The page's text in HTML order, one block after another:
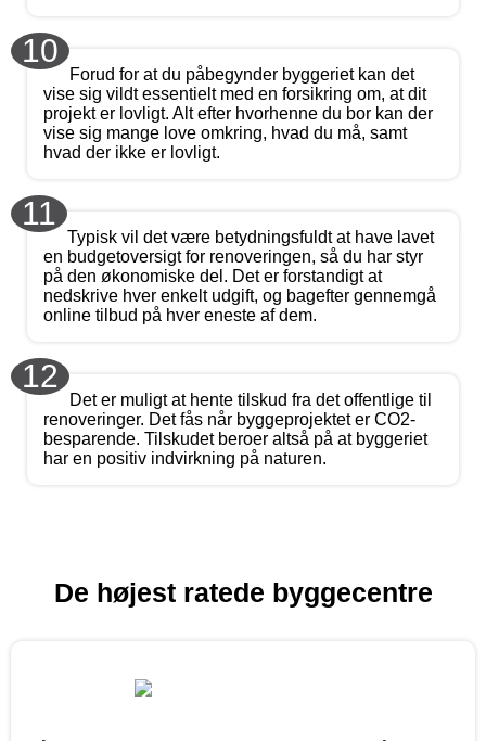
10
Forud for at du påbegynder byggeriet kan det
vise sig vildt essentielt med en forsikring om, at dit
projekt er lovligt. Alt efter hvorhenne du bor kan der
vise sig mange love omkring, hvad du må, samt
hvad der ikke er lovligt.
11
Typisk vil det være betydningsfuldt at have lavet
en budgetoversigt for renoveringen, så du har styr
på den økonomiske del. Det er forstandigt at
nedskrive hver enkelt udgift, og bagefter gennemgå
online tilbud på hver eneste af dem.
12
Det er muligt at hente tilskud fra det offentlige til
renoveringer. Det fås når byggeprojektet er CO2-
besparende. Tilskudet beroer altså på at byggeriet
har en positiv indvirkning på naturen.
De højest ratede byggecentre